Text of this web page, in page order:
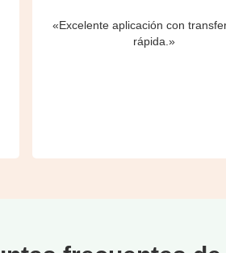
«Excelente aplicación con
rápida.»